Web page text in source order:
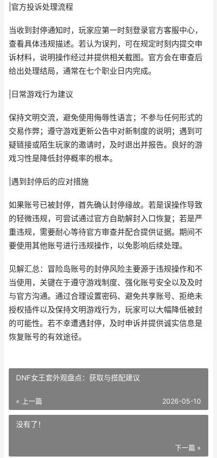
|官方投诉处理流程
当收到封停通知时，玩家应第一时刻登录官方客服中心，
查看具体违规描述。若认为误判，可在规定时刻内提交申
诉材料，说明操作经过并提供相关截图。官方会在审查后
给出处理结局，通常在七个职业日内完成。
|日常游戏行为建议
保持文明交流，避免使用侮辱性语言；不参与任何形式的
交易作弊；遵守游戏更新公告中对新制度的说明；遇到可
疑链接或陌生玩家的邀请时，及时退出并报告。良好的游
戏习性是降低封停概率的根本。
|遇到封停后的应对措施
如果账号已被封停，首先确认封停缘故。若是误操作导致
的轻微违规，可尝试通过官方自助解封入口恢复；若是严
重违规，需要耐心等待官方审查并配合提供证据。期间不
要使用其他账号进行违规操作，以免影响后续处理。
见解汇总：冒险岛账号的封停风险主要源于违规操作和不
当使用，关键在于遵守游戏制度、强化账号安全以及及时
与官方沟通。通过合理设置密码、避免共享账号、拒绝未
授权插件以及保持文明游戏行为，玩家可以大幅降低被封
的可能性。若不幸遭遇封停，及时申诉并提供诚实信息是
恢复账号的有效途径。
DNF女王套外观盘点：获取与搭配建议
« 上一篇 2026-05-10
没有了！
下一篇 »